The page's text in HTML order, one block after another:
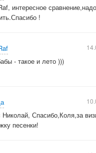
интересное сравнение,надо
!
- такое и лето )))
Спасибо,Коля,за
песенки!